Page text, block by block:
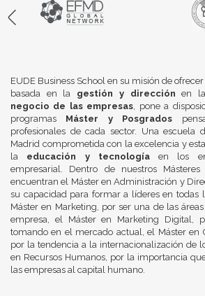
EUDE Business School en su misión de
basada en la gestión y dirección en
negocio de las empresas, pone a
programas Máster y Posgrados
profesionales de cada sector. Una escuela
Madrid comprometida con la excelencia y
la educación y tecnologíaen los
empresarial. Dentro de nuestros
encuentran el Máster en Administración y
su capacidad para formar a líderes en todas
Máster en Marketing, por ser una de las
empresa, el Máster en Marketing Digital,
tomando en el mercado actual, el Máster en
por la tendencia a la internacionalización de
en Recursos Humanos, por la importancia
las empresas al capital humano.